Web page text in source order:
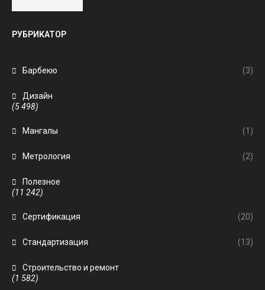
РУБРИКАТОР
Барбекю (3)
Дизайн
(5 498)
Мангалы (1)
Метрология (2)
Полезное
(11 242)
Сертификация (20)
Стандартизация (13)
Строительство и ремонт
(1 582)